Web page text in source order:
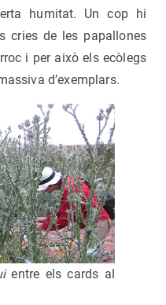
humitat. Un cop hi
cries de les papallones
i per això els ecòlegs
d’exemplars.
entre els cards al